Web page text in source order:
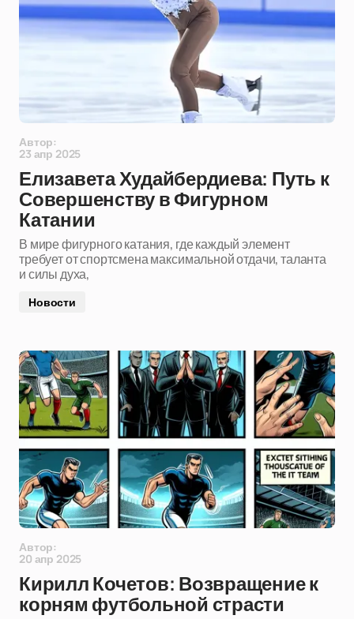
Автор:
23 апр 2025
Елизавета Худайбердиева: Путь к
Совершенству в Фигурном
Катании
В мире фигурного катания, где каждый элемент
требует от спортсмена максимальной отдачи, таланта
и силы духа,
Новости
Автор:
20 апр 2025
Кирилл Кочетов: Возвращение к
корням футбольной страсти